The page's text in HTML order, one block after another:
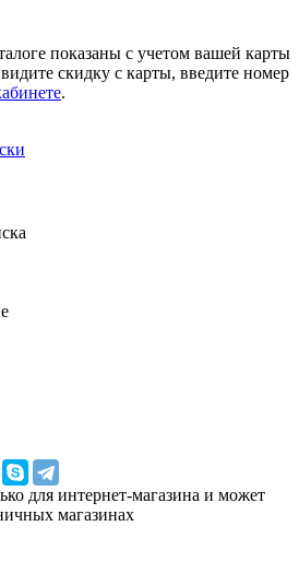
показаны с учетом вашей карты
скидку с карты, введите номер
.
для интернет-магазина и может
магазинах